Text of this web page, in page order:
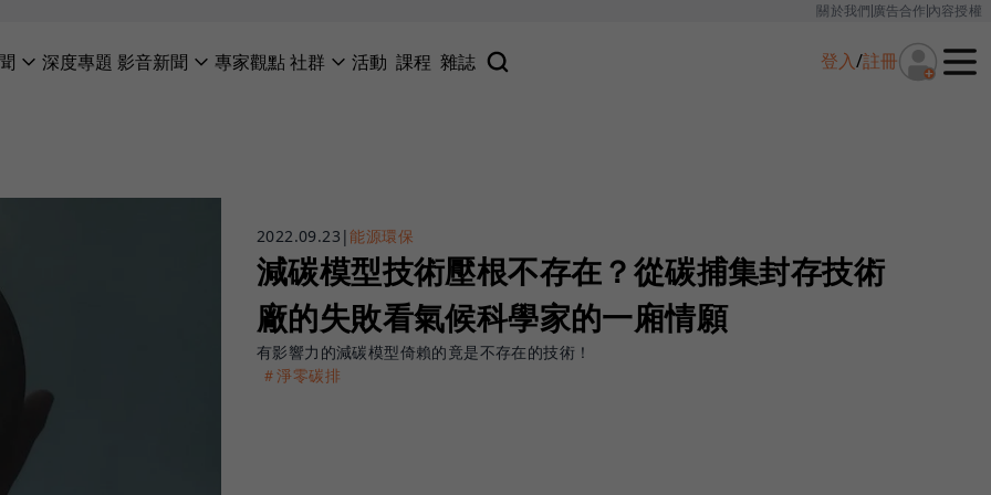
關於我們廣告合作內容授權
深度專題 影音新聞 專家觀點社群 活動 課程 雜誌 登入/註冊
2022.09.23 |能源環保
減碳模型技術壓根不存在？從碳捕集封存技術
廠的失敗看氣候科學家的一廂情願
有影響力的減碳模型倚賴的竟是不存在的技術！
＃淨零碳排